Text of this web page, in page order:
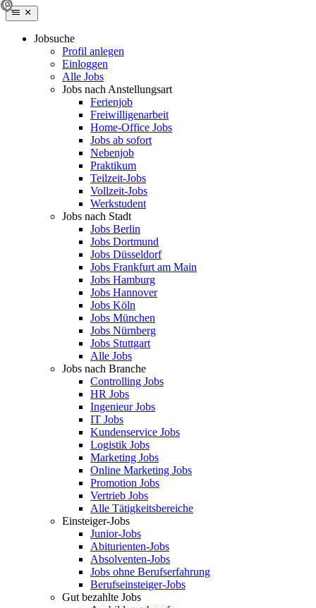
Jobsuche
Profil anlegen
Einloggen
Alle Jobs
Jobs nach Anstellungsart
Ferienjob
Freiwilligenarbeit
Home-Office Jobs
Jobs ab sofort
Nebenjob
Praktikum
Teilzeit-Jobs
Vollzeit-Jobs
Werkstudent
Jobs nach Stadt
Jobs Berlin
Jobs Dortmund
Jobs Düsseldorf
Jobs Frankfurt am Main
Jobs Hamburg
Jobs Hannover
Jobs Köln
Jobs München
Jobs Nürnberg
Jobs Stuttgart
Alle Jobs
Jobs nach Branche
Controlling Jobs
HR Jobs
Ingenieur Jobs
IT Jobs
Kundenservice Jobs
Logistik Jobs
Marketing Jobs
Online Marketing Jobs
Promotion Jobs
Vertrieb Jobs
Alle Tätigkeitsbereiche
Einsteiger-Jobs
Junior-Jobs
Abiturienten-Jobs
Absolventen-Jobs
Jobs ohne Berufserfahrung
Berufseinsteiger-Jobs
Gut bezahlte Jobs